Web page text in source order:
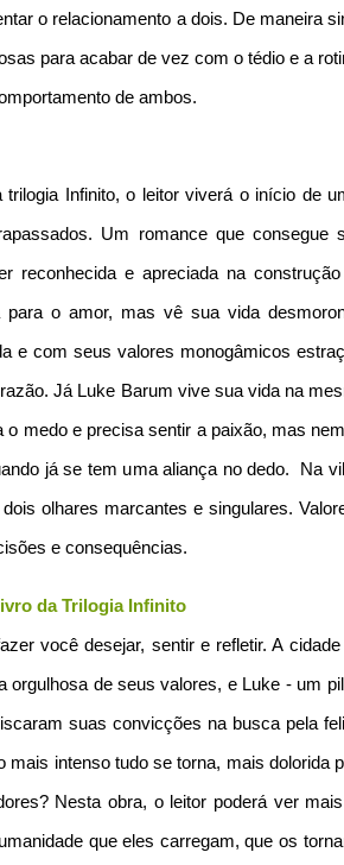
o relacionamento a dois. De maneira
para acabar de vez com o tédio e a
de ambos.
trilogia Infinito, o leitor viverá o início de
Um romance que
reconhecida e apreciada na
para o amor, mas vê sua vida
e com seus valores monogâmicos
Já Luke Barum vive sua vida na
o medo e precisa sentir a paixão, mas
já se tem uma aliança no dedo. Na
olhares marcantes e singulares.
e consequências.
da Trilogia Infinito
você desejar, sentir e refletir. A
orgulhosa de seus valores, e Luke - um
suas convicções na busca pela
mais intenso tudo se torna, mais
Nesta obra, o leitor poderá ver
que eles carregam, que os